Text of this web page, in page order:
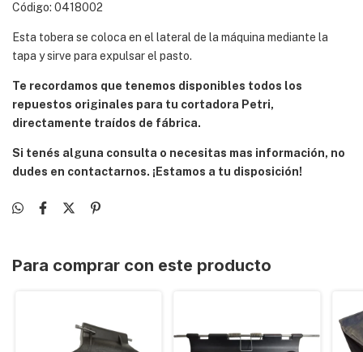
Código: 0418002
Esta tobera se coloca en el lateral de la máquina mediante la
tapa y sirve para expulsar el pasto.
Te recordamos que tenemos disponibles todos los
repuestos originales para tu cortadora Petri,
directamente traídos de fábrica.
Si tenés alguna consulta o necesitas mas información, no
dudes en contactarnos. ¡Estamos a tu disposición!
Para comprar con este producto